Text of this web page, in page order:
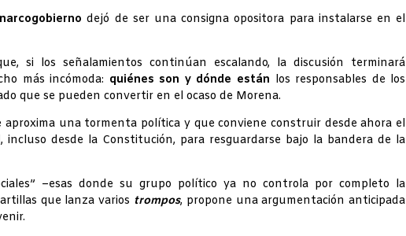
dejó de ser una consigna opositora para instalarse en el
si los señalamientos continúan escalando, la discusión terminará
más incómoda: quiénes son y dónde están los responsables de los
que se pueden convertir en el ocaso de Morena.
aproxima una tormenta política y que conviene construir desde ahora el
, incluso desde la Constitución, para resguardarse bajo la bandera de la
–esas donde su grupo político ya no controla por completo la
que lanza varios trompos, propone una argumentación anticipada